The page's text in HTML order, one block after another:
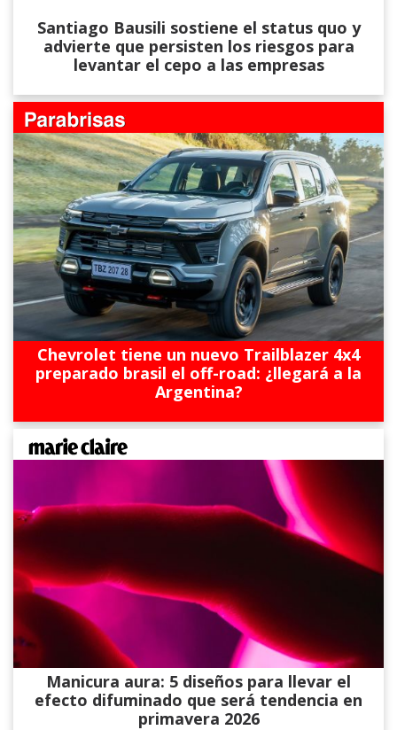
Santiago Bausili sostiene el status quo y
advierte que persisten los riesgos para
levantar el cepo a las empresas
Chevrolet tiene un nuevo Trailblazer 4x4
preparado brasil el off-road: ¿llegará a la
Argentina?
Manicura aura: 5 diseños para llevar el
efecto difuminado que será tendencia en
primavera 2026